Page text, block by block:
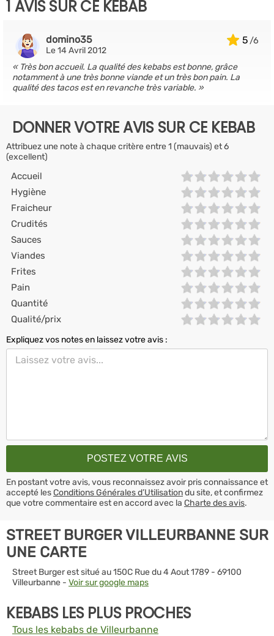
1 AVIS SUR CE KEBAB
5
domino35
Le 14 Avril 2012
Très bon accueil. La qualité des kebabs est bonne, grâce
notamment à une très bonne viande et un très bon pain. La
qualité des tacos est en revanche très variable.
DONNER VOTRE AVIS SUR CE KEBAB
Attribuez une note à chaque critère entre 1 (mauvais) et 6
(excellent)
Accueil
Hygiène
Fraicheur
Crudités
Sauces
Viandes
Frites
Pain
Quantité
Qualité/prix
Expliquez vos notes en laissez votre avis :
En postant votre avis, vous reconnaissez avoir pris connaissance et
accepté lesConditions Générales d’Utilisationdu site, et confirmez
que votre commentaire est en accord avec la Charte des avis.
STREET BURGER VILLEURBANNE SUR
UNE CARTE
Street Burger est situé au 150C Rue du 4 Aout 1789 - 69100
Villeurbanne - Voir sur google maps
KEBABS LES PLUS PROCHES
Tous les kebabs de Villeurbanne